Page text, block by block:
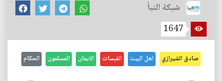
شبكة النبأ
1647
صادق الشيرازي اهل البيت القبسات الايمان المسلمون الحكام